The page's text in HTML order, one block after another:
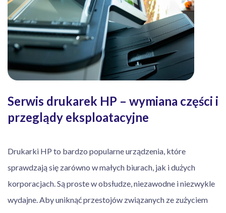
Serwis drukarek HP – wymiana części i
przeglądy eksploatacyjne
Drukarki HP to bardzo popularne urządzenia, które
sprawdzają się zarówno w małych biurach, jak i dużych
korporacjach. Są proste w obsłudze, niezawodne i niezwykle
wydajne. Aby uniknąć przestojów związanych ze zużyciem